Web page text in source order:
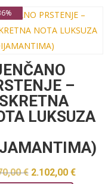
–
LUKSUZA
€ Izvorna
2.102,00 €